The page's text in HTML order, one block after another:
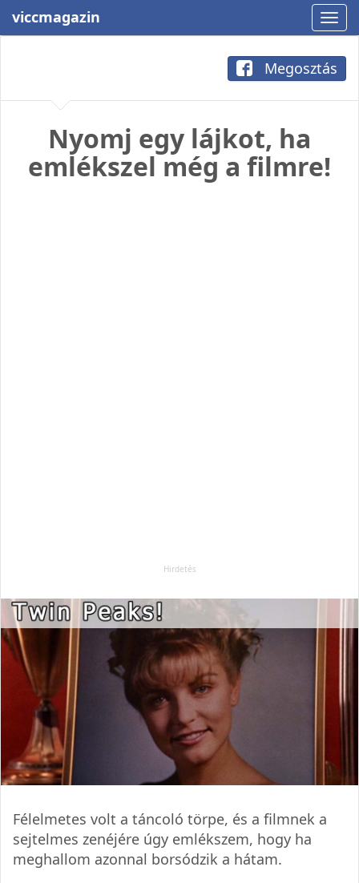
viccmagazin
Megosztás
Nyomj egy lájkot, ha
emlékszel még a filmre!
Félelmetes volt a táncoló törpe, és a filmnek a
sejtelmes zenéjére úgy emlékszem, hogy ha
meghallom azonnal borsódzik a hátam.